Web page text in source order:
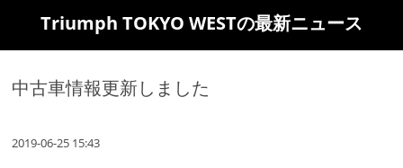
Triumph TOKYO WESTの最新ニュース
中古車情報更新しました
2019-06-25 15:43